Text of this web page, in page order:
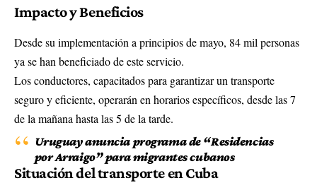
Impacto y Beneficios
Desde su implementación a principios de mayo, 84 mil personas
ya se han beneficiado de este servicio.
Los conductores, capacitados para garantizar un transporte
seguro y eficiente, operarán en horarios específicos, desde las 7
de la mañana hasta las 5 de la tarde.
Uruguay anuncia programa de “Residencias
por Arraigo” para migrantes cubanos
Situación del transporte en Cuba